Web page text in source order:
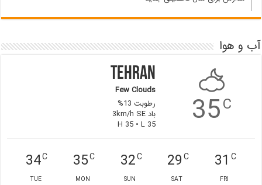
آب و هوا
35C
Tehran
Few Clouds
رطوبت 13%
باد 3km/h SE
H 35 • L 35
31 C
FRI
29C
SAT
32C
SUN
35C
MON
34C
TUE